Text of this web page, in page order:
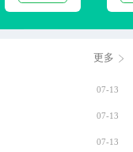
更多
07-13
07-13
07-13